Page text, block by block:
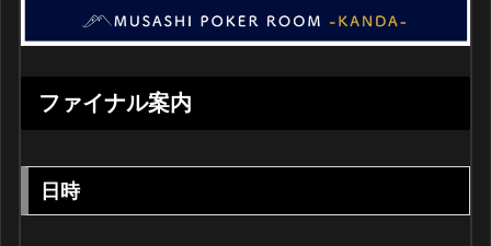
ファイナル案内
日時